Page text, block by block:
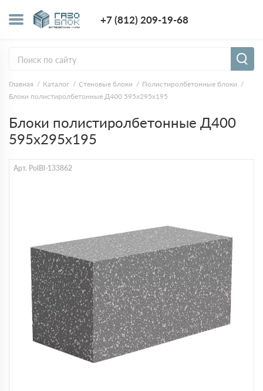
+7 (812) 209-19-68
Главная Каталог Стеновые блоки
Полистиролбетонные блоки
Блоки полистиролбетонные Д400 595х295х195
Блоки полистиролбетонные Д400
595х295х195
Арт. PolBl-133862